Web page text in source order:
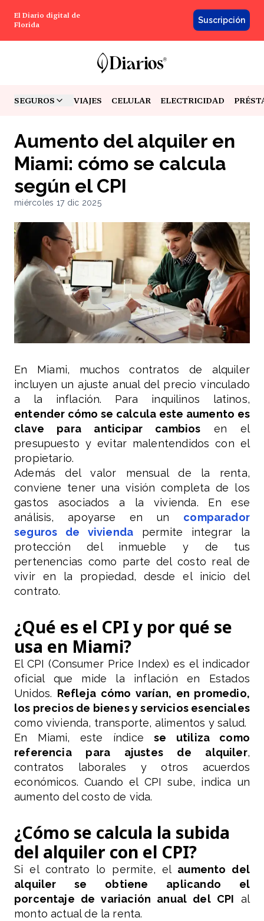
El Diario digital de
Florida
Suscripción
SEGUROS
TOGGLE MENUVIAJES CELULAR ELECTRICIDAD
Aumento del alquiler en
Miami: cómo se calcula
según el CPI
miércoles 17 dic 2025
En Miami, muchos contratos de alquiler
incluyen un ajuste anual del precio vinculado
a la inflación. Para inquilinos latinos,
entender cómo se calcula este aumento es
clave para anticipar cambios en el
presupuesto y evitar malentendidos con el
propietario.
Además del valor mensual de la renta,
conviene tener una visión completa de los
gastos asociados a la vivienda. En ese
análisis, apoyarse en un comparador
seguros de vivienda permite integrar la
protección del inmueble y de tus
pertenencias como parte del costo real de
vivir en la propiedad, desde el inicio del
contrato.
¿Qué es el CPI y por qué se
usa en Miami?
El CPI (Consumer Price Index) es el indicador
oficial que mide la inflación en Estados
Unidos. Refleja cómo varían, en promedio,
los precios de bienes y servicios esenciales
como vivienda, transporte, alimentos y salud.
En Miami, este índicese utiliza como
referencia para ajustes de alquiler,
contratos laborales y otros acuerdos
económicos. Cuando el CPI sube, indica un
aumento del costo de vida.
¿Cómo se calcula la subida
del alquiler con el CPI?
Si el contrato lo permite, el aumento del
alquiler se obtiene aplicando el
porcentaje de variación anual del CPI al
monto actual de la renta.